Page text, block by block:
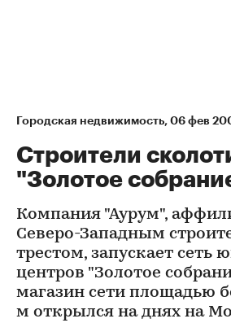
Городская недвижимость⁠, 06 фев
Строители
"Золотое
Компания "Аурум",
Северо-Западным
трестом, запускает сеть
центров "Золотое
магазин сети площадью
м открылся на днях на